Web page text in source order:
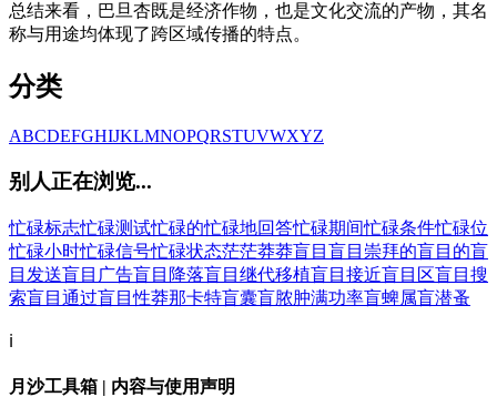
总结来看，巴旦杏既是经济作物，也是文化交流的产物，其名
称与用途均体现了跨区域传播的特点。
分类
ABCDEFGHIJKLMNOPQRSTUVWXYZ
别人正在浏览...
忙碌标志忙碌测试忙碌的忙碌地回答忙碌期间忙碌条件忙碌位
忙碌小时忙碌信号忙碌状态茫茫莽莽盲目 盲目崇拜的盲目的盲
目发送盲目广告盲目降落盲目继代移植盲目接近盲目区盲目搜
索盲目通过盲目性莽那卡特盲囊盲脓肿满功率盲蜱属盲潜蚤
ℹ️
月沙工具箱 | 内容与使用声明